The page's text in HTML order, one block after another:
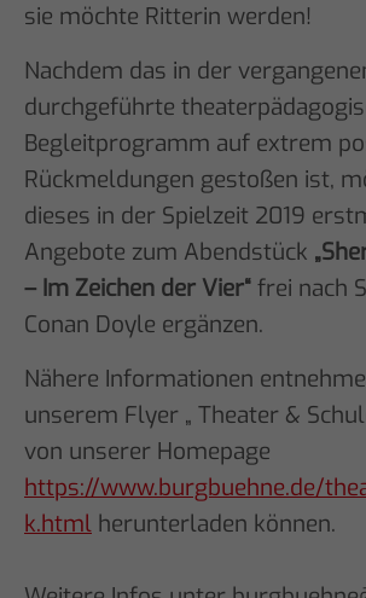
sie möchte Ritterin werden!
Nachdem das in der
durchgeführte
Begleitprogramm auf extrem
Rückmeldungen gestoßen ist,
dieses in der Spielzeit 2019
Angebote zum Abendstück
– Im Zeichen der Vier“ frei nach
Conan Doyle ergänzen.
Nähere Informationen
unserem Flyer „ Theater &
von unserer Homepage
https://www.burgbuehne.de/
k.html herunterladen können.